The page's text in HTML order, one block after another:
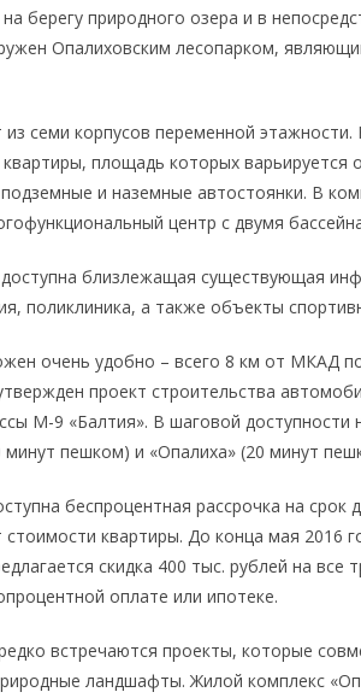
берегу природного озера и в
Опалиховским лесопарком,
из семи корпусов переменной
площадь которых варьируется
и наземные автостоянки. В
центр с двумя
близлежащая существующая
поликлиника, а также объекты
очень удобно – всего 8 км от МКАД
проект строительства
М-9 «Балтия». В шаговой
минут пешком) и «Опалиха» (20 минут
беспроцентная рассрочка на срок
стоимости квартиры. До конца мая 2016
скидка 400 тыс. рублей на все
оплате или ипотеке.
встречаются проекты, которые
ландшафты. Жилой комплекс